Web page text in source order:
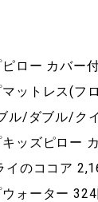
ピロー カバー
マットレス(
ル/ダブル/ク
キッズピロー
イのココア
ウォーター